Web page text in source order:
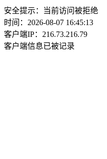
安全提示：当前访问被拒绝
时间：2026-08-07 16:45:13
客户端IP：216.73.216.79
客户端信息已被记录